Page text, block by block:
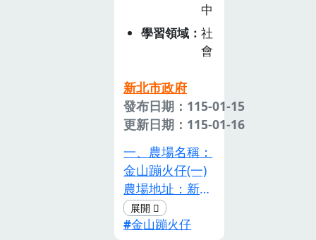
學校教育應加以
重視，以促進學
生在當代社會面
對這些議題的理
解與表現，成為
良好國民與世界
公民。同時，議
題具跨領域性，
經由不同領域／
科目加以探究，
有助學生統整各
領域的學習內
容，更能豐富與
名「Lipahak」
源自原住民族
語，象徵與土
地、部落文化與
自然智慧的連
結。這裡不僅是
種植原民作物的
耕地，更是一座
讓文化重現、生
態教育並進的學
習場域。農園主
要栽培部落傳統
野菜與原生植
中
學習領域
社
會
新北市政府
發布日期：115-01-15
更新日期：115-01-16
一、農場名稱：
金山蹦火仔(一)
農場地址：新北
市金山區磺港路
69號(二)農場介
金山蹦火仔